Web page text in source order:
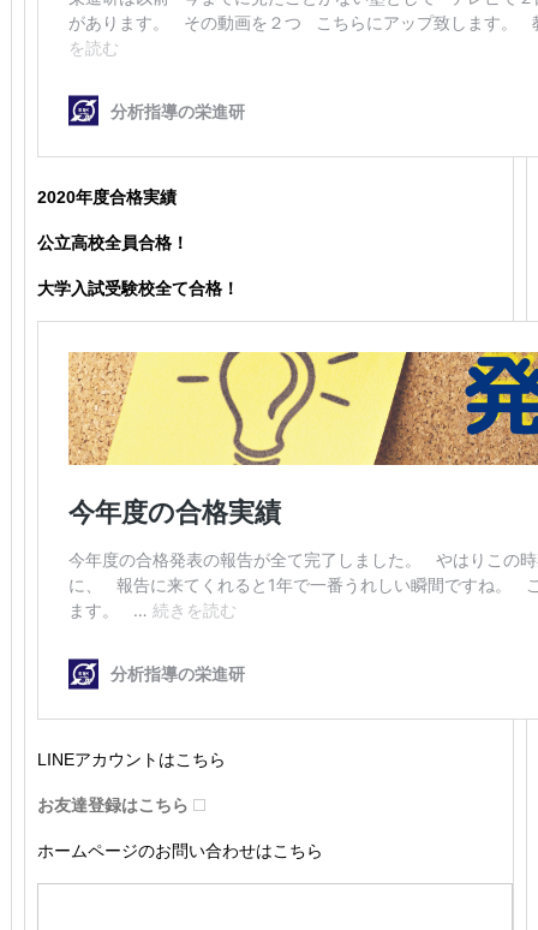
2020年度合格実績
公立高校全員合格！
大学入試受験校全て合格！
LINEアカウントはこちら
お友達登録はこちら
ホームページのお問い合わせはこちら